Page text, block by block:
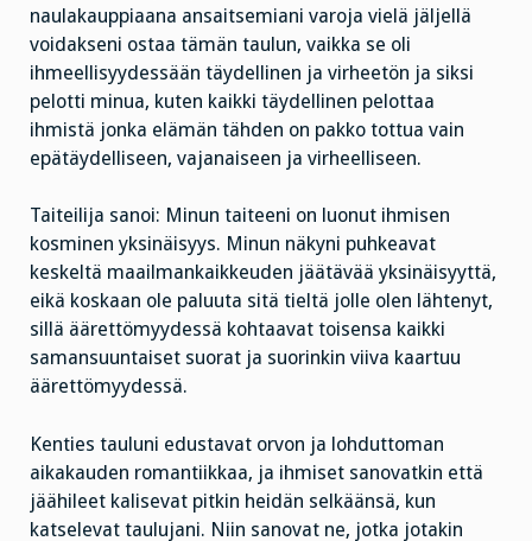
naulakauppiaana ansaitsemiani varoja vielä jäljellä
voidakseni ostaa tämän taulun, vaikka se oli
ihmeellisyydessään täydellinen ja virheetön ja siksi
pelotti minua, kuten kaikki täydellinen pelottaa
ihmistä jonka elämän tähden on pakko tottua vain
epätäydelliseen, vajanaiseen ja virheelliseen.
Taiteilija sanoi: Minun taiteeni on luonut ihmisen
kosminen yksinäisyys. Minun näkyni puhkeavat
keskeltä maailmankaikkeuden jäätävää yksinäisyyttä,
eikä koskaan ole paluuta sitä tieltä jolle olen lähtenyt,
sillä äärettömyydessä kohtaavat toisensa kaikki
samansuuntaiset suorat ja suorinkin viiva kaartuu
äärettömyydessä.
Kenties tauluni edustavat orvon ja lohduttoman
aikakauden romantiikkaa, ja ihmiset sanovatkin että
jäähileet kalisevat pitkin heidän selkäänsä, kun
katselevat taulujani. Niin sanovat ne, jotka jotakin